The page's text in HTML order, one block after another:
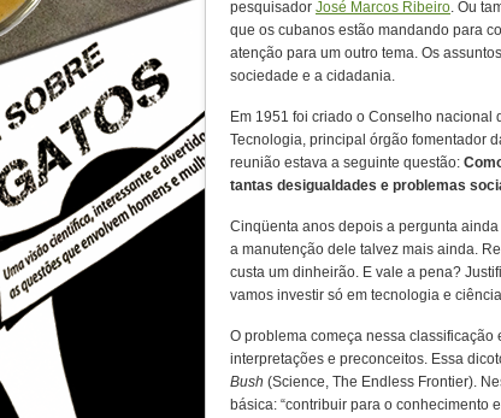
pesquisador José Marcos Ribeiro. Ou
que os cubanos estão mandando para
atenção para um outro tema. Os
sociedade e a cidadania.
Em 1951 foi criado o Conselho
Tecnologia, principal órgão fomentador
reunião estava a seguinte questão:
tantas desigualdades e problemas
Cinqüenta anos depois a pergunta
a manutenção dele talvez mais ainda.
custa um dinheirão. E vale a pena?
vamos investir só em tecnologia e
O problema começa nessa
interpretações e preconceitos. Essa
Bush (Science, The Endless Frontier).
básica: “contribuir para o conhecimento